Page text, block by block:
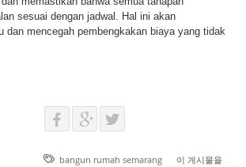
sesuai dengan jadwal. Hal ini akan
dan mencegah pembengkakan biaya yang tidak
bangun rumah semarang 이 게시물을